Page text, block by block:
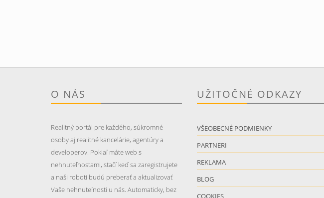
O NÁS
Realitný portál pre každého, súkromné
osoby aj realitné kancelárie, agentúry a
developerov. Pokiaľ máte web s
nehnuteľnostami, stačí keď sa zaregistrujete
a naši roboti budú preberať a aktualizovať
Vaše nehnuteľnosti u nás. Automaticky, bez
UŽITOČNÉ ODKAZY
VŠEOBECNÉ PODMIENKY
PARTNERI
REKLAMA
BLOG
COOKIES